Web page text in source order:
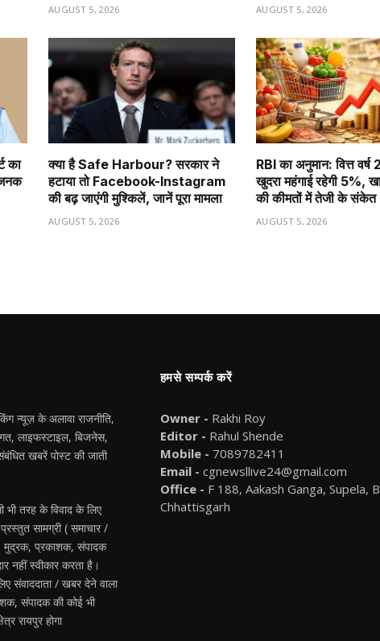
AUGUST 5, 2026 AUGUST 5, 2026
का
क्या है Safe Harbour? सरकार ने
हटाया तो Facebook-Instagram
की बढ़ जाएंगी मुश्किलें, जानें पूरा मामला
AUGUST 5, 2026
RBI का अनुमान: वित्त
खुदरा महंगाई रहेगी 5%,
की कीमतों में तेजी के संकेत
AUGUST 5, 2026
न्यूज़ के अलावा राजनीति,
लाइफस्टाइल, बिजनेस,
खबरें पोस्ट की जाती
तरह के विवाद के लिए
सामग्री ( समाचार /
मुद्रक, प्रकाशक, संपादक
नहीं स्वीकार करता है।
संवाददाता / खबर देने वाला
संपादक की कोई भी
रायपुर होगा
हमसे सम्पर्क करें
Owner - Rakhi Roy
Editor - Rahul Shende
Mobile - 7089782411
Email - cgnewsllive24@gmail.com
Office - F 188, Aakash Ganga, Supela,
Chhattisgarh